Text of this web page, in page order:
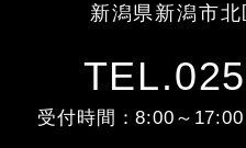
新潟県新潟市
受付時間：8:00～